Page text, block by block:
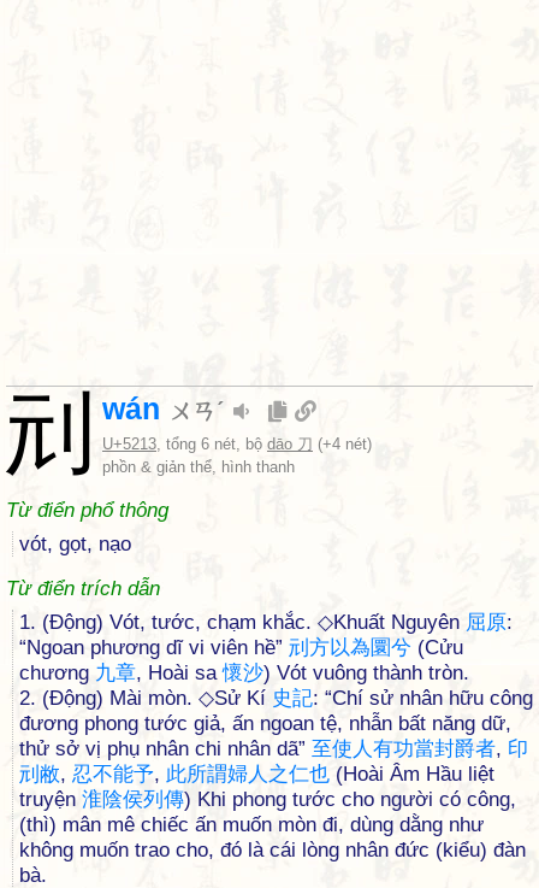
刓 wán ㄨㄢˊ
U+5213, tổng 6 nét, bộ dāo 刀 (+4 nét)
phồn & giản thể, hình thanh
Từ điển phổ thông
vót, gọt, nạo
Từ điển trích dẫn
1. (Động) Vót, tước, chạm khắc. ◇Khuất Nguyên 屈原:
“Ngoan phương dĩ vi viên hề” 刓 方以為圜兮 (Cửu
chương 九章, Hoài sa懷沙) Vót vuông thành tròn.
2. (Động) Mài mòn. ◇Sử Kí 史記: “Chí sử nhân hữu công
đương phong tước giả, ấn ngoan tệ, nhẫn bất năng dữ,
thử sở vị phụ nhân chi nhân dã” 至使 人有功當封爵者, 印
刓 敝, 忍不能予, 此所謂婦人 之仁也 (Hoài Âm Hầu liệt
truyện 淮陰侯列 傳) Khi phong tước cho người có công,
(thì) mân mê chiếc ấn muốn mòn đi, dùng dằng như
không muốn trao cho, đó là cái lòng nhân đức (kiểu) đàn
bà.